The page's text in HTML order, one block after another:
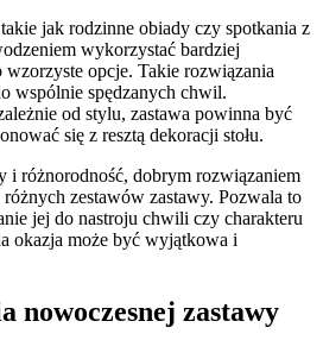
jak rodzinne obiady czy spotkania z
wykorzystać bardziej
opcje. Takie rozwiązania
wspólnie spędzanych chwil.
od stylu, zastawa powinna być
się z resztą dekoracji stołu.
i różnorodność, dobrym rozwiązaniem
zestawów zastawy. Pozwala to
jej do nastroju chwili czy charakteru
okazja może być wyjątkowa i
nowoczesnej zastawy